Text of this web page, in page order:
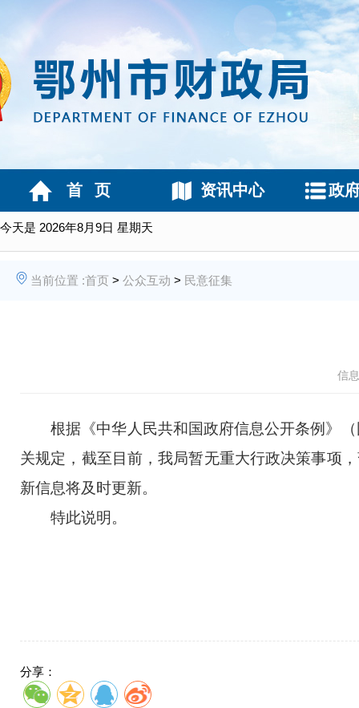
今天是 2026年8月9日 星期天
首 页 资讯中心 政
当前位置 :首页 > 公众互动 > 民意征集
信
根据《中华人民共和国政府信息公开条例》（
关规定，截至目前，我局暂无重大行政决策事项，
新信息将及时更新。
特此说明。
分享：